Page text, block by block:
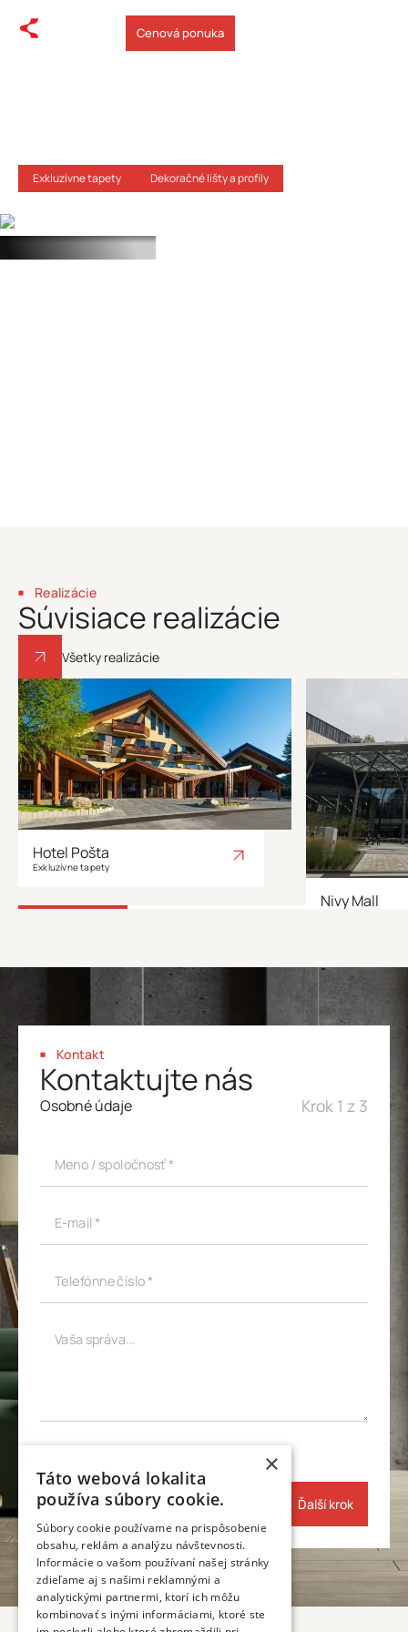
Cenová ponuka
Exkluzívne tapety Dekoračné lišty a profily
Realizácie
Súvisiace realizácie
Všetky realizácie
Hotel Pošta
Exkluzívne tapety
Nivy Mall
Kontakt
Kontaktujte nás
Osobné údaje Krok 1 z 3
Meno / spoločnosť *
E-mail *
Telefónne číslo *
Vaša správa...
Ďalší krok
×
Táto webová lokalita
používa súbory cookie.
Súbory cookie používame na prispôsobenie
obsahu, reklám a analýzu návštevnosti.
Informácie o vašom používaní našej stránky
zdieľame aj s našimi reklamnými a
analytickými partnermi, ktorí ich môžu
kombinovať s inými informáciami, ktoré ste